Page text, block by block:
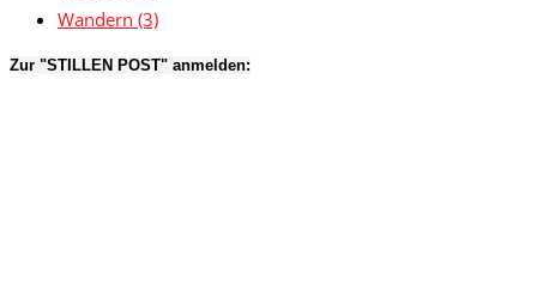
Wandern (3)
Zur "STILLEN POST" anmelden: